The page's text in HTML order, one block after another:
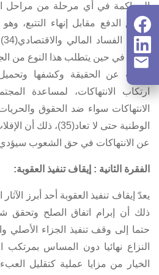
المحاكمة في أي مرحلة من مراحل
منطق الدفع مقابل إنهاء التتبع،
مالية. في حين يتطلب هذا النوع من
البحث عن الحقيقة وكشفها
ارتكاب الانتهاكات، لمساعدة
الانتهاكات سواء ضد الحقوق
الوطنية حتى لا
عن الانتهاكات في حق الشعوب سيؤدي
الفقرة الثانية : إيقاف تنفيذ العقوبة:
يعدّ إيقاف تنفيذ العقوبة أحد أبرز
حتما إلى وقف تنفيذ الجزاء الأصلي
النزاع نهائيا دون المساس بمرتكب
الخيار من مزايا عملية كتقليل